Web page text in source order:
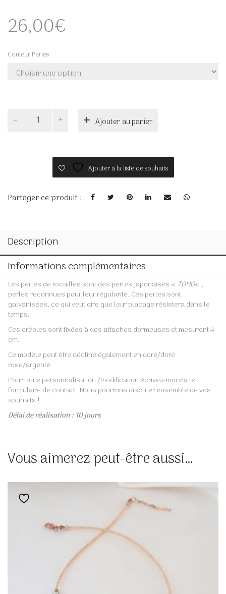
26,00€
Couleur Perles
de
Ajouter au panier
Ajouter à la liste de souhaits
Partager ce produit :
Description
Informations complémentaires
Les perles de rocailles sont des perles japonaises « TOHO« ,
perles reconnues pour leur régularité. Ces perles sont
galvanisées, ce qui veut dire que leur placage résistera dans le
temps.
Ces créoles sont fixées à des attaches dormeuses et mesurent 4
cm.
Ce modèle peut être décliné également en doré/doré
rose/argenté.
Pour toute personnalisation /modification écrivez-moi via le
formulaire de contact. Nous pourrons discuter ensemble de vos
souhaits !
Délai de réalisation : 10 jours
Vous aimerez peut-être aussi…